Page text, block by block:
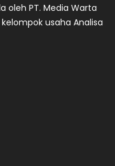
oleh PT. Media Warta
usaha Analisa